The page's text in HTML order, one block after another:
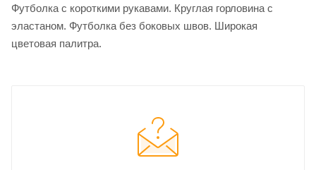
Футболка с короткими рукавами. Круглая горловина с
эластаном. Футболка без боковых швов. Широкая
цветовая палитра.